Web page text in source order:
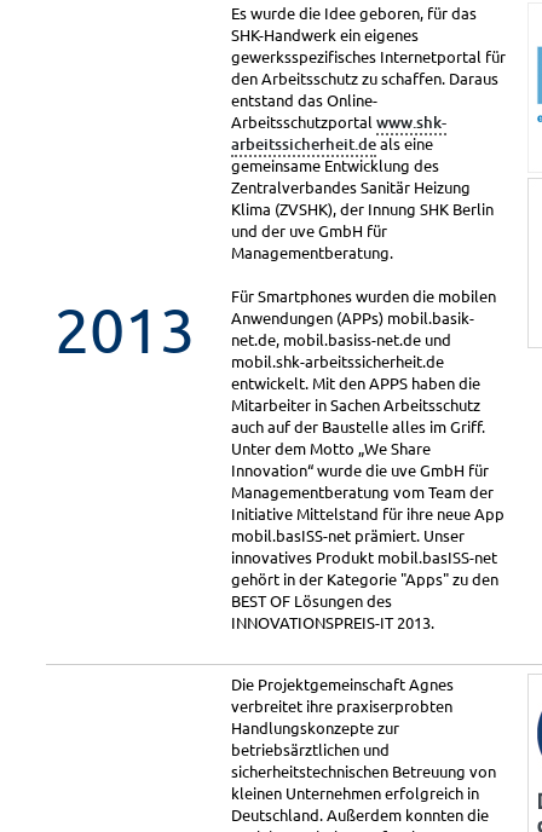
2013
Es wurde die Idee geboren, für das
SHK-Handwerk ein eigenes
gewerksspezifisches Internetportal für
den Arbeitsschutz zu schaffen. Daraus
entstand das Online-
Arbeitsschutzportal www.shk-
arbeitssicherheit.deals eine
gemeinsame Entwicklung des
Zentralverbandes Sanitär Heizung
Klima (ZVSHK), der Innung SHK Berlin
und der uve GmbH für
Managementberatung.
Für Smartphones wurden die mobilen
Anwendungen (APPs) mobil.basik-
net.de, mobil.basiss-net.de und
mobil.shk-arbeitssicherheit.de
entwickelt. Mit den APPS haben die
Mitarbeiter in Sachen Arbeitsschutz
auch auf der Baustelle alles im Griff.
Unter dem Motto „We Share
Innovation“ wurde die uve GmbH für
Managementberatung vom Team der
Initiative Mittelstand für ihre neue App
mobil.basISS-net prämiert. Unser
innovatives Produkt mobil.basISS-net
gehört in der Kategorie "Apps" zu den
BEST OF Lösungen des
INNOVATIONSPREIS-IT 2013.
Die Projektgemeinschaft Agnes
verbreitet ihre praxiserprobten
Handlungskonzepte zur
betriebsärztlichen und
sicherheitstechnischen Betreuung von
kleinen Unternehmen erfolgreich in
Deutschland. Außerdem konnten die